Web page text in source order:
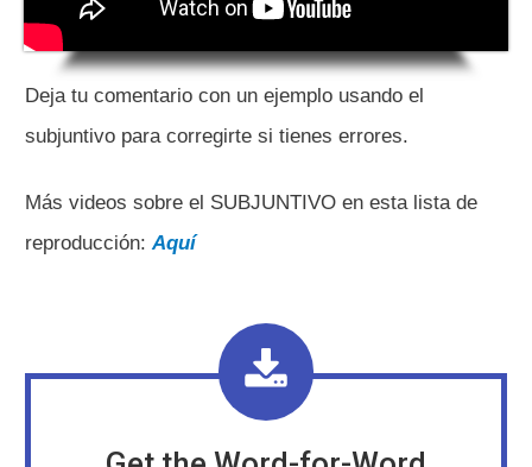
Deja tu comentario con un ejemplo usando el
subjuntivo para corregirte si tienes errores.
Más videos sobre el SUBJUNTIVO en esta lista de
reproducción:Aquí